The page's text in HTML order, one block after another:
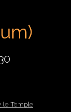
le Temple